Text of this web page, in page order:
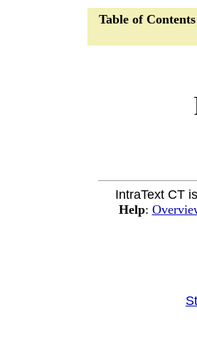
Table of Contents
IntraText CT
Help: